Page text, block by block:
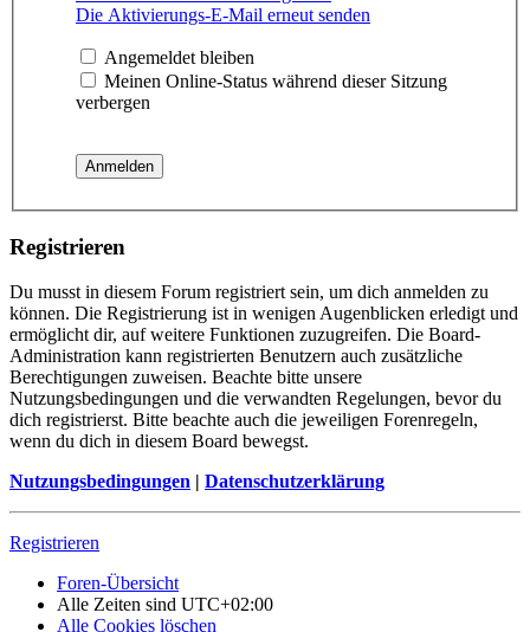
Die Aktivierungs-E-Mail erneut senden
Angemeldet bleiben
Meinen Online-Status während dieser Sitzung
verbergen
Registrieren
Du musst in diesem Forum registriert sein, um dich anmelden zu
können. Die Registrierung ist in wenigen Augenblicken erledigt und
ermöglicht dir, auf weitere Funktionen zuzugreifen. Die Board-
Administration kann registrierten Benutzern auch zusätzliche
Berechtigungen zuweisen. Beachte bitte unsere
Nutzungsbedingungen und die verwandten Regelungen, bevor du
dich registrierst. Bitte beachte auch die jeweiligen Forenregeln,
wenn du dich in diesem Board bewegst.
Nutzungsbedingungen | Datenschutzerklärung
Registrieren
Foren-Übersicht
Alle Zeiten sind UTC+02:00
Alle Cookies löschen